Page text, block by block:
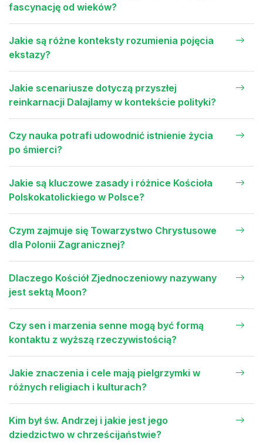
fascynację od wieków?
Jakie są różne konteksty rozumienia pojęcia
ekstazy?
Jakie scenariusze dotyczą przyszłej
reinkarnacji Dalajlamy w kontekście polityki?
Czy nauka potrafi udowodnić istnienie życia
po śmierci?
Jakie są kluczowe zasady i różnice Kościoła
Polskokatolickiego w Polsce?
Czym zajmuje się Towarzystwo Chrystusowe
dla Polonii Zagranicznej?
Dlaczego Kościół Zjednoczeniowy nazywany
jest sektą Moon?
Czy sen i marzenia senne mogą być formą
kontaktu z wyższą rzeczywistością?
Jakie znaczenia i cele mają pielgrzymki w
różnych religiach i kulturach?
Kim był św. Andrzej i jakie jest jego
dziedzictwo w chrześcijaństwie?